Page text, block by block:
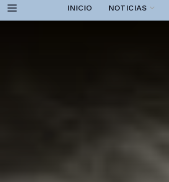
INICIO NOTICIAS